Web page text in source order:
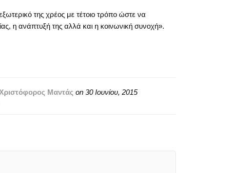
της χρέος με τέτοιο τρόπο ώστε να
η ανάπτυξή της αλλά και η κοινωνική συνοχή».
Μαντάς on 30 Ιουνίου, 2015